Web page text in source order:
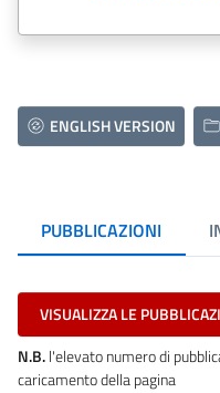
ENGLISH VERSION
PUBBLICAZIONI
VISUALIZZA LE
N.B.l'elevato numero di
caricamento della pagina